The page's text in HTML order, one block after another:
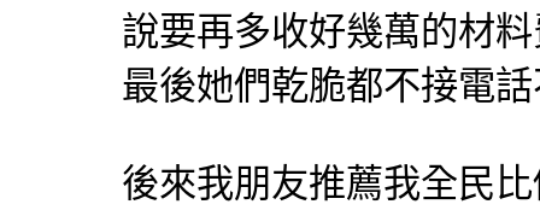
說要再多收好幾萬的材
最後她們乾脆都不接電
後來我朋友推薦我全民